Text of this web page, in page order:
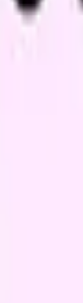
す。もち